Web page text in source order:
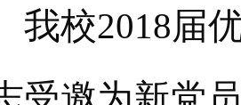
我校2018届